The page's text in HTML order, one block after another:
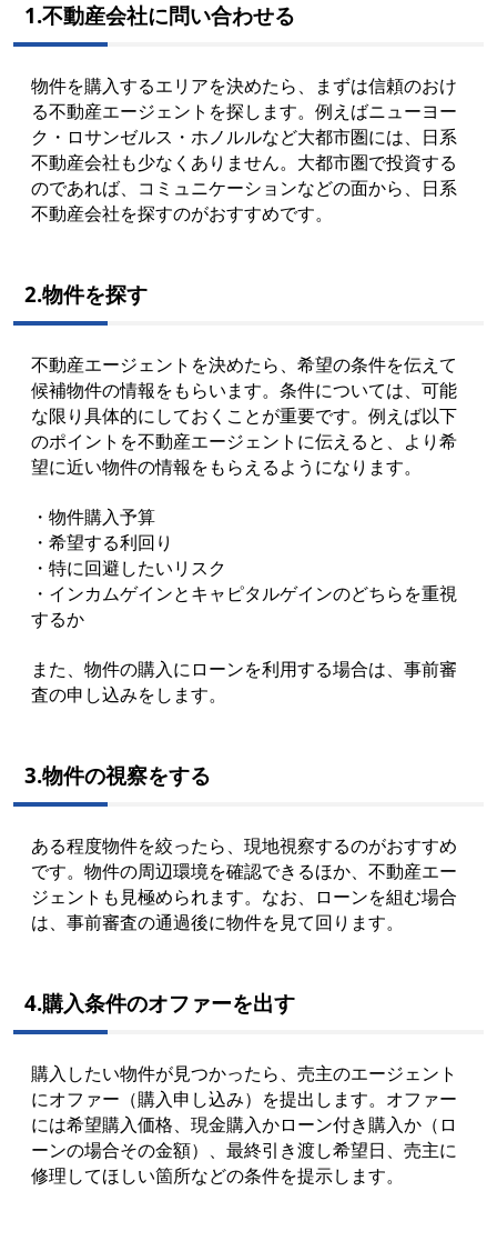
1.不動産会社に問い合わせる
物件を購入するエリアを決めたら、まずは信頼のおけ
る不動産エージェントを探します。例えばニューヨー
ク・ロサンゼルス・ホノルルなど大都市圏には、日系
不動産会社も少なくありません。大都市圏で投資する
のであれば、コミュニケーションなどの面から、日系
不動産会社を探すのがおすすめです。
2.物件を探す
不動産エージェントを決めたら、希望の条件を伝えて
候補物件の情報をもらいます。条件については、可能
な限り具体的にしておくことが重要です。例えば以下
のポイントを不動産エージェントに伝えると、より希
望に近い物件の情報をもらえるようになります。
・物件購入予算
・希望する利回り
・特に回避したいリスク
・インカムゲインとキャピタルゲインのどちらを重視
するか
また、物件の購入にローンを利用する場合は、事前審
査の申し込みをします。
3.物件の視察をする
ある程度物件を絞ったら、現地視察するのがおすすめ
です。物件の周辺環境を確認できるほか、不動産エー
ジェントも見極められます。なお、ローンを組む場合
は、事前審査の通過後に物件を見て回ります。
4.購入条件のオファーを出す
購入したい物件が見つかったら、売主のエージェント
にオファー（購入申し込み）を提出します。オファー
には希望購入価格、現金購入かローン付き購入か（ロ
ーンの場合その金額）、最終引き渡し希望日、売主に
修理してほしい箇所などの条件を提示します。